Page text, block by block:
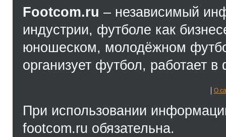
Footcom.ru – независимый
индустрии, футболе как
юношеском, молодёжном
организует футбол, работает
О
При использовании
footcom.ru обязательна.